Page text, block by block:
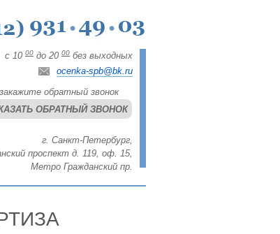
с 10 00 до 20 00 без выходных
ocenka-spb@bk.ru
обратный звонок
ОБРАТНЫЙ ЗВОНОК
г. Санкт-Петербург,
проспект д. 119, оф. 15,
Метро Гражданский пр.